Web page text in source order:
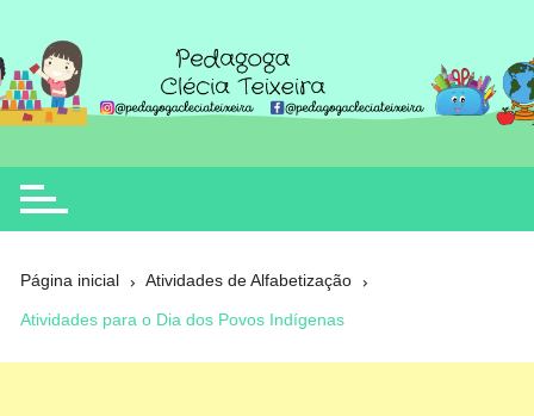
o
conteúdo
Clécia Teixeira
educação
Página inicial Atividades de Alfabetização
Atividades para o Dia dos Povos Indígenas